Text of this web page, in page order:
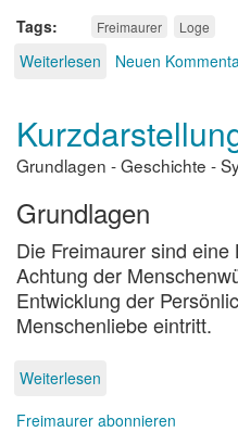
Tags Freimaurer Loge
Weiterlesen über
Neuen
Grundlagen - Geschichte -
Grundlagen
Die Freimaurer sind
Achtung der
Entwicklung der
Menschenliebe eintritt.
Weiterlesen
„Freimaurer“
Freimaurer abonnieren